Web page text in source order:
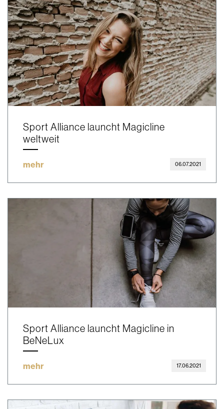
Sport Alliance launcht Magicline
weltweit
mehr 06.07.2021
Sport Alliance launcht Magicline in
BeNeLux
mehr 17.06.2021